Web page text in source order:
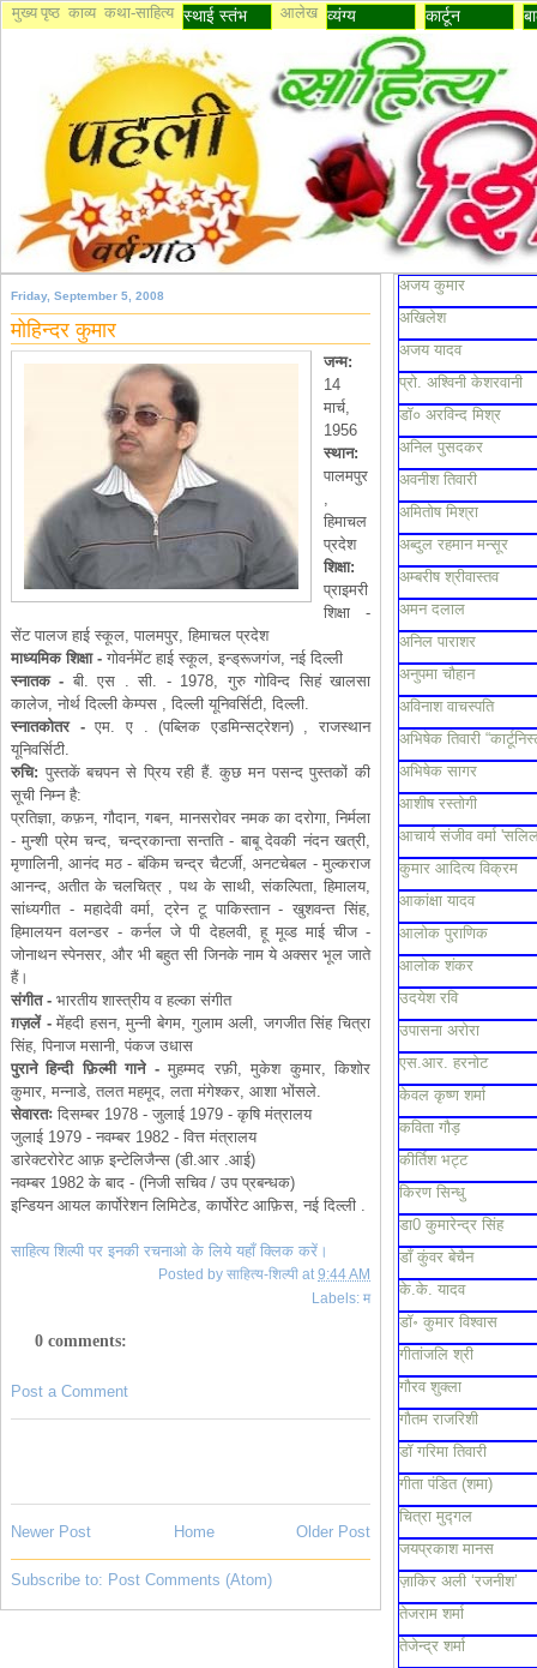
मुख्य पृष्ठ काव्य कथा-साहित्य स्थाई स्तंभ आलेख व्यंग्य कार्टून
Friday, September 5, 2008
मोहिन्दर कुमार
जन्म:
14
मार्च,
1956
स्थान:
पालमपुर
हिमाचल
प्रदेश
शिक्षा:
प्राइमरी
शिक्षा -
सेंट पालज हाई स्कूल, पालमपुर, हिमाचल प्रदेश
माध्यमिक शिक्षा- गोवर्नमेंट हाई स्कूल, इन्ड्रूजगंज, नई दिल्ली
स्नातक- बी. एस . सी. - 1978, गुरु गोविन्द सिहं खालसा
कालेज, नोर्थ दिल्ली केम्पस , दिल्ली यूनिवर्सिटी, दिल्ली.
स्नातकोतर-एम. ए . (पब्लिक एडमिन्सट्रेशन) , राजस्थान
यूनिवर्सिटी.
रुचि: पुस्तकें बचपन से प्रिय रही हैं. कुछ मन पसन्द पुस्तकों की
सूची निम्न है:
प्रतिज्ञा, कफ़न, गौदान, गबन, मानसरोवर नमक का दरोगा, निर्मला
- मुन्शी प्रेम चन्द, चन्द्रकान्ता सन्तति - बाबू देवकी नंदन खत्री,
मृणालिनी, आनंद मठ - बंकिम चन्द्र चैटर्जी, अनटचेबल - मुल्कराज
आनन्द, अतीत के चलचित्र , पथ के साथी, संकल्पिता, हिमालय,
सांध्यगीत - महादेवी वर्मा, ट्रेन टू पाकिस्तान - खुशवन्त सिंह,
हिमालयन वलन्डर - कर्नल जे पी देहलवी, हू मूव्ड माई चीज -
जोनाथन स्पेनसर, और भी बहुत सी जिनके नाम ये अक्सर भूल जाते
हैं।
संगीत- भारतीय शास्त्रीय व हल्का संगीत
ग़ज़लें-मेंहदी हसन, मुन्नी बेगम, गुलाम अली, जगजीत सिंह चित्रा
सिंह, पिनाज मसानी, पंकज उधास
पुराने हिन्दी फ़िल्मी गाने-मुहम्मद रफ़ी, मुकेश कुमार, किशोर
कुमार, मन्नाडे, तलत महमूद, लता मंगेश्कर, आशा भोंसले.
सेवारतः दिसम्बर 1978 - जुलाई 1979 - कृषि मंत्रालय
जुलाई 1979 - नवम्बर 1982 - वित्त मंत्रालय
डारेक्टरोरेट आफ़ इन्टेलिजैन्स (डी.आर .आई)
नवम्बर 1982 के बाद - (निजी सचिव / उप प्रबन्धक)
इन्डियन आयल कार्पोरेशन लिमिटेड, कार्पोरेट आफ़िस, नई दिल्ली .
साहित्य शिल्पी पर इनकी रचनाओ के लिये यहाँ क्लिक करें।
Posted by साहित्य-शिल्पी at 9:44 AM
Labels: म
0 comments:
Post a Comment
Newer Post Older Post
Home
Subscribe to: Post Comments (Atom)
अजय कुमार
अखिलेश
अजय यादव
प्रो. अश्विनी केशरवानी
डॉ० अरविन्द मिश्र
अनिल पुसदकर
अवनीश तिवारी
अमितोष मिश्रा
अब्दुल रहमान मन्सूर
अम्बरीष श्रीवास्तव
अमन दलाल
अनिल पाराशर
अनुपमा चौहान
अविनाश वाचस्पति
अभिषेक तिवारी
अभिषेक सागर
आशीष रस्तोगी
आचार्य संजीव वर्मा
कुमार आदित्य विक्रम
आकांक्षा यादव
आलोक पुराणिक
आलोक शंकर
उदयेश रवि
उपासना अरोरा
एस.आर. हरनोट
केवल कृष्ण शर्मा
कविता गौड़
कीर्तिश भट्ट
किरण सिन्धु
डा0 कुमारेन्द्र सिंह
डाँ कुंवर बेचैन
के.के. यादव
डॉ॰ कुमार विश्वास
गीतांजलि श्री
गौरव शुक्ला
गौतम राजरिशी
डॉ गरिमा तिवारी
गीता पंडित (शमा)
चित्रा मुद्गल
जयप्रकाश मानस
ज़ाकिर अली ‘रजनीश’
तेजराम शर्मा
तेजेन्द्र शर्मा